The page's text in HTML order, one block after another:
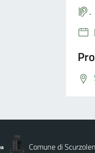
Comune di